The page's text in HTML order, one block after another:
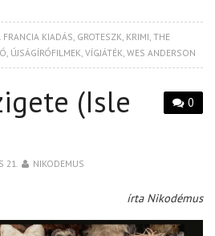
FRANCIA KIADÁS GROTESZK KRIMI ,THE
ÚJSÁGÍRÓFILMEK ,VÍGJÁTÉK ,WES ANDERSON
0
(Isle
21. NIKODEMUS
írta Nikodémus